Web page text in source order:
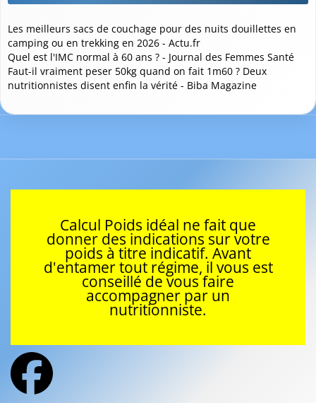
Les meilleurs sacs de couchage pour des nuits douillettes en
camping ou en trekking en 2026 - Actu.fr
Quel est l'IMC normal à 60 ans ? - Journal des Femmes Santé
Faut-il vraiment peser 50kg quand on fait 1m60 ? Deux
nutritionnistes disent enfin la vérité - Biba Magazine
Calcul Poids idéal ne fait que
donner des indications sur votre
poids à titre indicatif. Avant
d'entamer tout régime, il vous est
conseillé de vous faire
accompagner par un
nutritionniste.